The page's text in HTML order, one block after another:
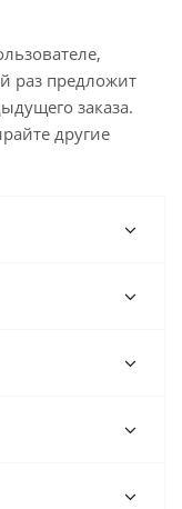
раз предложит
заказа.
другие